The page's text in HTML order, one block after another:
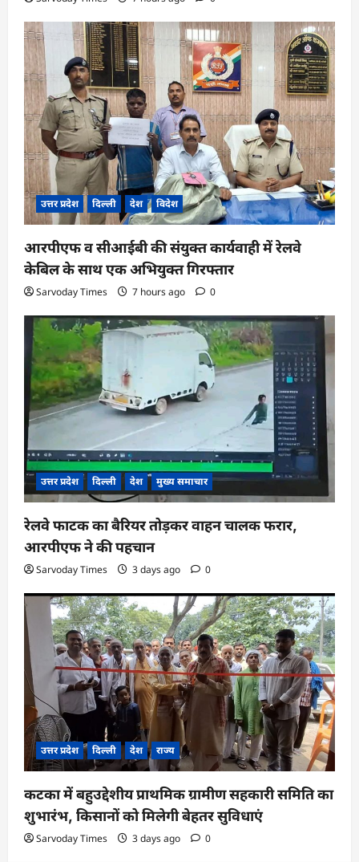
उत्तर प्रदेश दिल्ली देश विदेश
आरपीएफ व सीआईबी की संयुक्त कार्यवाही में रेलवे
केबिल के साथ एक अभियुक्त गिरफ्तार
Sarvoday Times 7 hours ago 0
उत्तर प्रदेश दिल्ली देश मुख्य समाचार
रेलवे फाटक का बैरियर तोड़कर वाहन चालक फरार,
आरपीएफ ने की पहचान
Sarvoday Times 3 days ago 0
उत्तर प्रदेश दिल्ली देश राज्य
कटका में बहुउद्देशीय प्राथमिक ग्रामीण सहकारी समिति का
शुभारंभ, किसानों को मिलेगी बेहतर सुविधाएं
Sarvoday Times 3 days ago 0